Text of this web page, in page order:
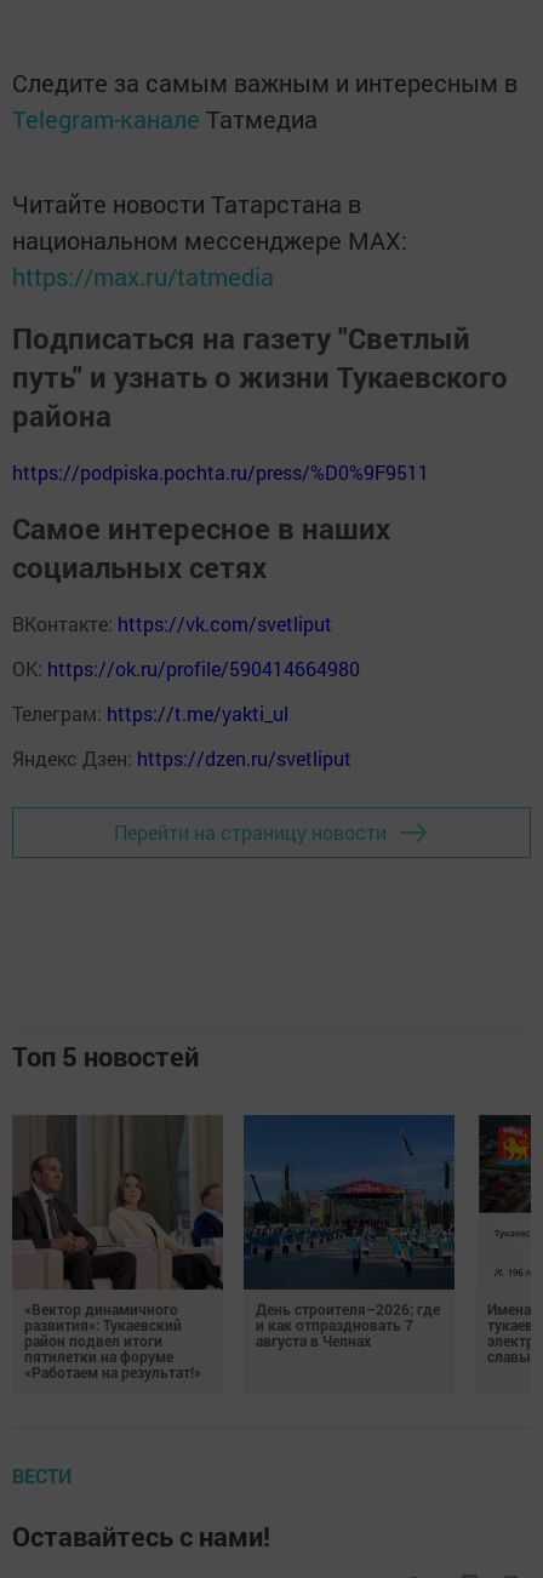
Следите за самым важным и интересным в
Telegram-канале Татмедиа
Читайте новости Татарстана в
национальном мессенджере MАХ:
https://max.ru/tatmedia
Подписаться на газету "Светлый
путь" и узнать о жизни Тукаевского
района
https://podpiska.pochta.ru/press/%D0%9F9511
Самое интересное в наших
социальных сетях
ВКонтакте: https://vk.com/svetliput
ОК: https://ok.ru/profile/590414664980
Телеграм: https://t.me/yakti_ul
Яндекс Дзен: https://dzen.ru/svetliput
Перейти на страницу новости
Топ 5 новостей
«Вектор динамичного
развития»: Тукаевский
район подвел итоги
пятилетки на форуме
«Работаем на результат!»
День строителя–2026: где
и как отпраздновать 7
августа в Челнах
Имена
славы
ВЕСТИ
Оставайтесь с нами!